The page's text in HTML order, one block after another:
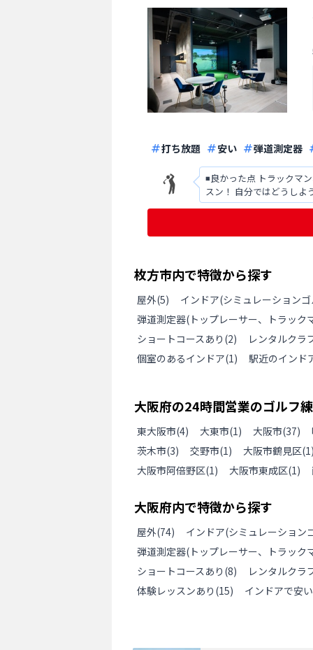
打ち放題
安い 弾道測定器
◾️良かった点 トラックマンなど設
スン！ 自分ではどうしようもない
工マットの交換時期はい
枚方市内で特徴から探す
屋外(5) インドア(シミュレーション
弾道測定器(トップレーサー、トラック
ショートコースあり (2) レンタルクラ
個室のあるインドア(1) 駅近のインド
大阪府の24時間営業のゴルフ
東大阪市(4) 大東市(1) 大阪市(37)
茨木市(3) 交野市(1) 大阪市鶴見区(1)
大阪市阿倍野区(1) 大阪市東成区(1)
大阪府内で特徴から探す
屋外(74) インドア(シミュレーション
弾道測定器(トップレーサー、トラック
ショートコースあり (8) レンタルクラ
体験レッスンあり (15) インドアで安い